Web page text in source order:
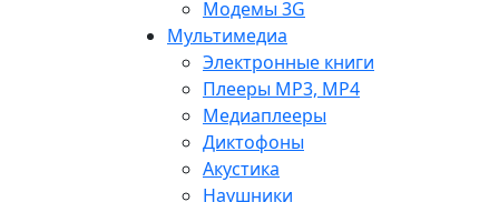
Модемы 3G
Мультимедиа
Электронные книги
Плееры MP3, MP4
Медиаплееры
Диктофоны
Акустика
Наушники